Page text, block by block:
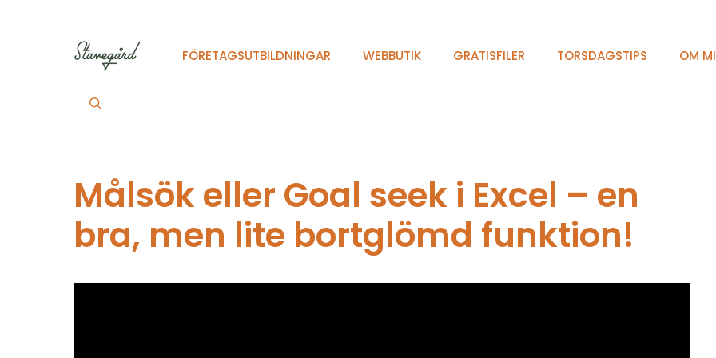
FÖRETAGSUTBILDNINGAR WEBBUTIK GRATISFILER TORSDAGSTIPS OM
Målsök eller Goal seek i Excel – en
bra, men lite bortglömd funktion!